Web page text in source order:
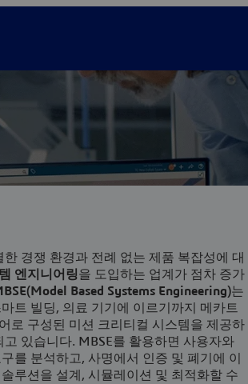
한 경쟁 환경과 전례 없는 제품 복잡성에 대
엔지니어링을 도입하는 업계가 점차 증가
Based Systems Engineering)는
트 빌딩, 의료 기기에 이르기까지 메카트
로 구성된 미션 크리티컬 시스템을 제공하
고 있습니다. MBSE를 활용하면 사용자와
를 분석하고, 사명에서 인증 및 폐기에 이
루션을 설계, 시뮬레이션 및 최적화할 수